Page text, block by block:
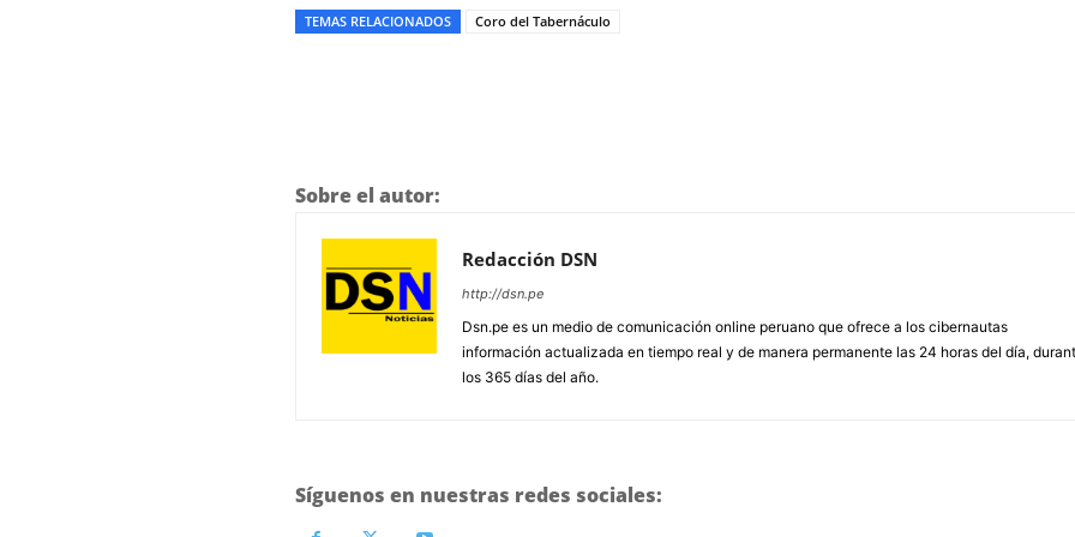
TEMAS RELACIONADOS Coro del Tabernáculo
Sobre el autor:
Redacción DSN
http://dsn.pe
Dsn.pe es un medio de comunicación online peruano que ofrece a los cibernautas
información actualizada en tiempo real y de manera permanente las 24 horas del día,
los 365 días del año.
Síguenos en nuestras redes sociales: